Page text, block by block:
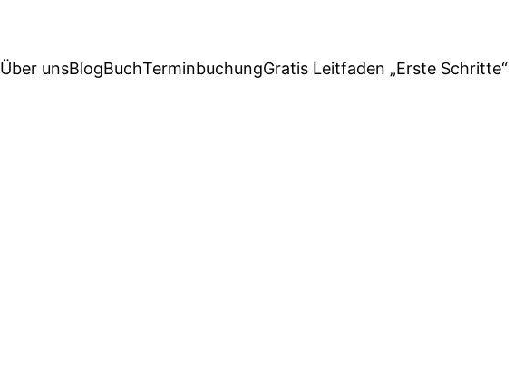
Über unsBlogBuchTerminbuchungGratis Leitfaden „Erste Schritte“